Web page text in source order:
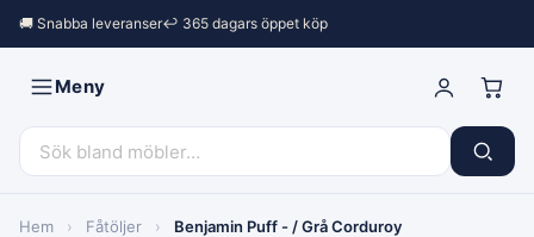
🚚 Snabba leveranser↩︎ 365 dagars öppet köp
Meny
Hem › Fåtöljer › Benjamin Puff - / Grå Corduroy